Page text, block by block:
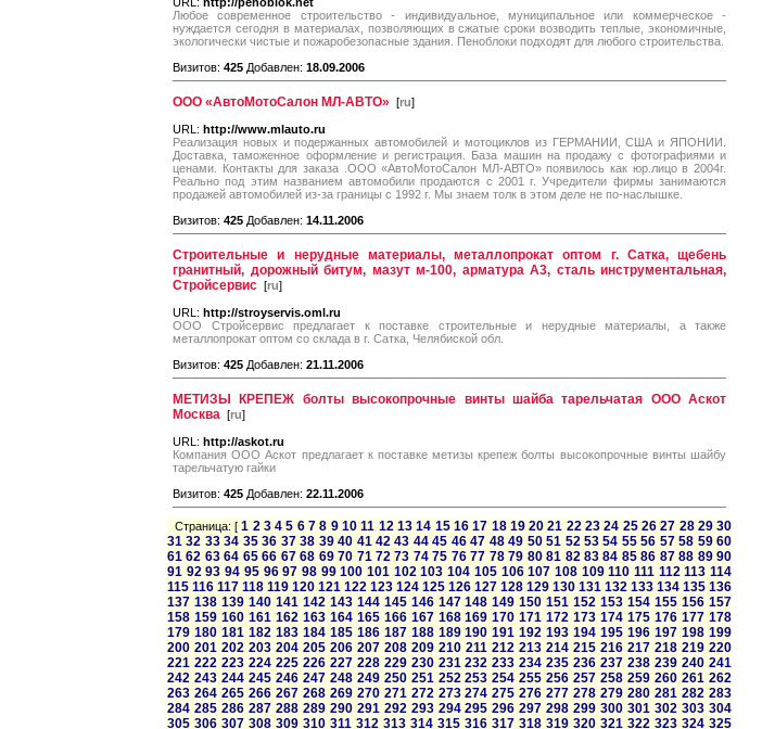
Любое современное строительство - индивидуальное, муниципальное или коммерческое -
нуждается сегодня в материалах, позволяющих в сжатые сроки возводить теплые, экономичные,
экологически чистые и пожаробезопасные здания. Пеноблоки подходят для любого строительства.
Визитов: 425 Добавлен: 18.09.2006
ООО «АвтоМотоСалон МЛ-АВТО» [ru]
URL: http://www.mlauto.ru
Реализация новых и подержанных автомобилей и мотоциклов из ГЕРМАНИИ, США и ЯПОНИИ.
Доставка, таможенное оформление и регистрация. База машин на продажу с фотографиями и
ценами. Контакты для заказа .ООО «АвтоМотоСалон МЛ-АВТО» появилось как юр.лицо в 2004г.
Реально под этим названием автомобили продаются с 2001 г. Учредители фирмы занимаются
продажей автомобилей из-за границы с 1992 г. Мы знаем толк в этом деле не по-наслышке.
Визитов: 425 Добавлен: 14.11.2006
Строительные и нерудные материалы, металлопрокат оптом г. Сатка, щебень
гранитный, дорожный битум, мазут м-100, арматура А3, сталь инструментальная,
Стройсервис [ru]
URL: http://stroyservis.oml.ru
ООО Стройсервис предлагает к поставке строительные и нерудные материалы, а также
металлопрокат оптом со склада в г. Сатка, Челябиской обл.
Визитов: 425 Добавлен: 21.11.2006
МЕТИЗЫ КРЕПЕЖ болты высокопрочные винты шайба тарельчатая ООО Аскот
Москва [ru]
URL: http://askot.ru
Компания ООО Аскот предлагает к поставке метизы крепеж болты высокопрочные винты шайбу
тарельчатую гайки
Визитов: 425 Добавлен: 22.11.2006
Страница: [1 2 3 4 5 6 7 8 9 10 11 12 13 14 15 16 17 18 19 20 21 22 23 24 25 26 27 28 29 30
31 32 33 34 35 36 37 38 39 40 41 42 43 44 45 46 47 48 49 50 51 52 53 54 55 56 57 58 59 60
61 62 63 64 65 66 67 68 69 70 71 72 73 74 75 76 77 78 79 80 81 82 83 84 85 86 87 88 89 90
91 92 93 94 95 96 97 98 99 100 101 102 103 104 105 106 107 108 109 110 111 112 113 114
115 116 117 118 119 120 121 122 123 124 125 126 127 128 129 130 131 132 133 134 135 136
137 138 139 140 141 142 143 144 145 146 147 148 149 150 151 152 153 154 155 156 157
158 159 160 161 162 163 164 165 166 167 168 169 170 171 172 173 174 175 176 177 178
179 180 181 182 183 184 185 186 187 188 189 190 191 192 193 194 195 196 197 198 199
200 201 202 203 204 205 206 207 208 209 210 211 212 213 214 215 216 217 218 219 220
221 222 223 224 225 226 227 228 229 230 231 232 233 234 235 236 237 238 239 240 241
242 243 244 245 246 247 248 249 250 251 252 253 254 255 256 257 258 259 260 261 262
263 264 265 266 267 268 269 270 271 272 273 274 275 276 277 278 279 280 281 282 283
284 285 286 287 288 289 290 291 292 293 294 295 296 297 298 299 300 301 302 303 304
305 306 307 308 309 310 311 312 313 314 315 316 317 318 319 320 321 322 323 324 325